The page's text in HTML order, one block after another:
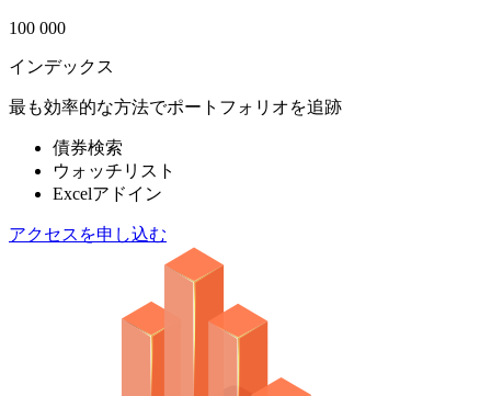
100 000
インデックス
最も効率的な方法でポートフォリオを追跡
債券検索
ウォッチリスト
Excelアドイン
アクセスを申し込む